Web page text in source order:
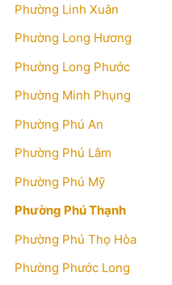
Phường Linh Xuân
Phường Long Hương
Phường Long Phước
Phường Minh Phụng
Phường Phú An
Phường Phú Lâm
Phường Phú Mỹ
Phường Phú Thạnh
Phường Phú Thọ Hòa
Phường Phước Long